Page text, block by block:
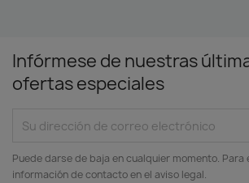
Infórmese de nuestras
ofertas especiales
Puede darse de baja en cualquier momento.
información de contacto en el aviso legal.